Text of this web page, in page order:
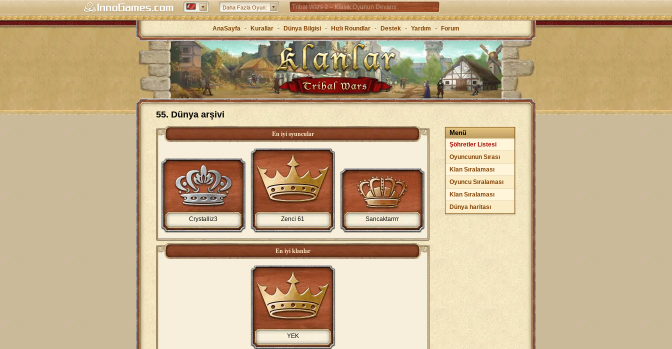
Daha Fazla Oyun: Tribal Wars 2 – Klasik Oyunun Devamı
Forge of Empires – Stratejiyle çağları atla
Grepolis – Antik Yunan’da krallığını kur
AnaSayfa - Kurallar - Dünya Bilgisi - Hızlı Roundlar - Destek - Yardım - Forum
55. Dünya arşivi
Menü
Şöhretler Listesi
Oyuncunun Sırası
Klan Sıralaması
Oyuncu Sıralaması
Klan Sıralaması
Dünya haritası
En iyi oyuncular
Zenci 61
Crystalliz3 Sancaktarrrr
En iyi klanlar
YEK